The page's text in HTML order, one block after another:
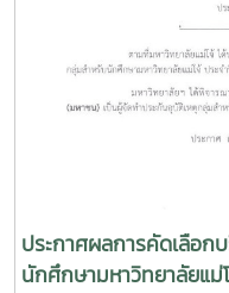
ประกาศผลการคัดเลือ
นักศึกษามหาวิทยาลัยแ